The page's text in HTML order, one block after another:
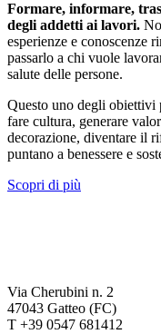
Formare, informare,
degli addetti ai lavori.
esperienze e conoscenze
passarlo a chi vuole
salute delle persone.
Questo uno degli obiettivi
fare cultura, generare
decorazione, diventare il
puntano a benessere e
Scopri di più
Via Cherubini n. 2
47043 Gatteo (FC)
T +39 0547 681412